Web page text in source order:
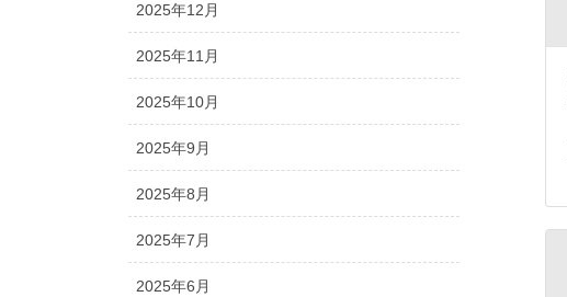
2025年12月
2025年11月
2025年10月
2025年9月
2025年8月
2025年7月
2025年6月